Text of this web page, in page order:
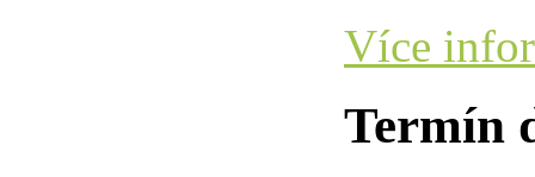
Více
Termín